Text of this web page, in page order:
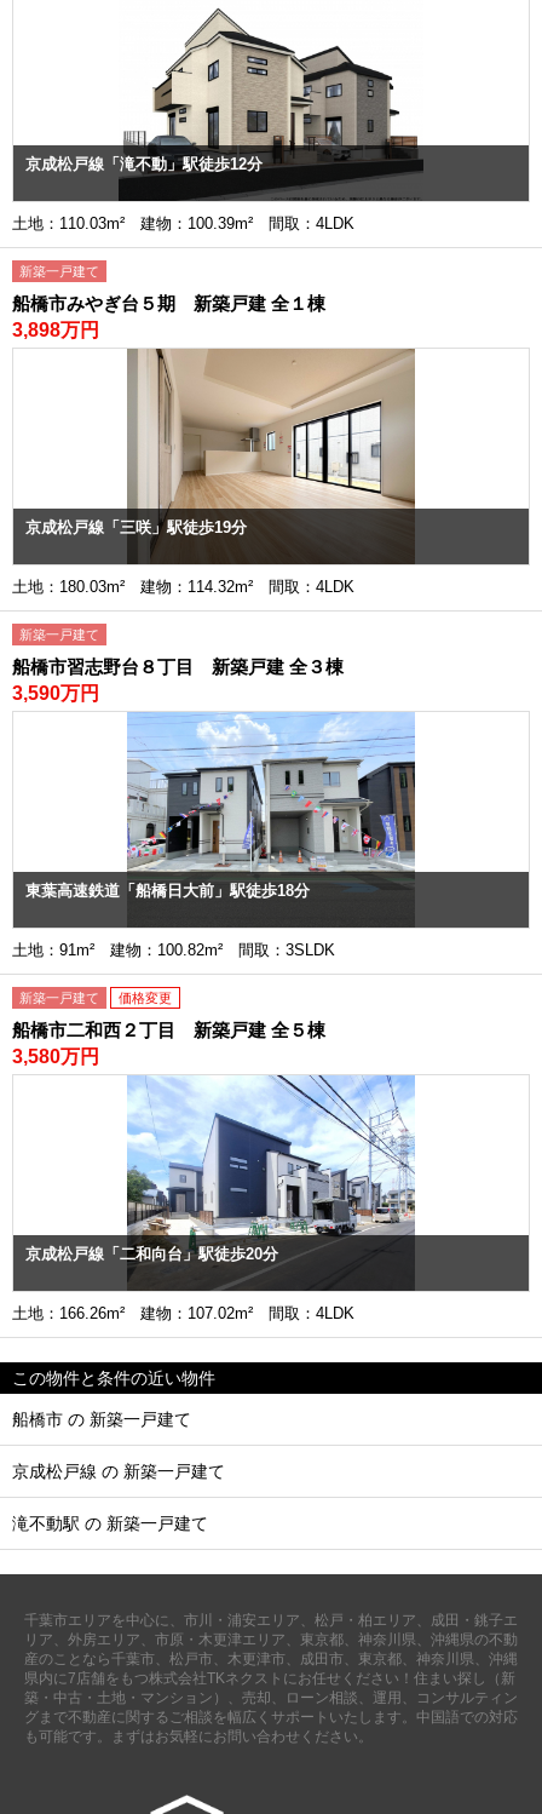
京成松戸線「滝不動」駅徒歩12分
土地：110.03m² 建物：100.39m² 間取：4LDK
新築一戸建て
船橋市みやぎ台５期 新築戸建 全１棟
3,898万円
京成松戸線「三咲」駅徒歩19分
土地：180.03m² 建物：114.32m² 間取：4LDK
新築一戸建て
船橋市習志野台８丁目 新築戸建 全３棟
3,590万円
東葉高速鉄道「船橋日大前」駅徒歩18分
土地：91m² 建物：100.82m² 間取：3SLDK
新築一戸建て 価格変更
船橋市二和西２丁目 新築戸建 全５棟
3,580万円
京成松戸線「二和向台」駅徒歩20分
土地：166.26m² 建物：107.02m² 間取：4LDK
この物件と条件の近い物件
船橋市 の 新築一戸建て
京成松戸線 の 新築一戸建て
滝不動駅 の 新築一戸建て
千葉市エリアを中心に、市川・浦安エリア、松戸・柏エリア、成田・銚子エ
リア、外房エリア、市原・木更津エリア、東京都、神奈川県、沖縄県の不動
産のことなら千葉市、松戸市、木更津市、成田市、東京都、神奈川県、沖縄
県内に7店舗をもつ株式会社TKネクストにお任せください！住まい探し（新
築・中古・土地・マンション）、売却、ローン相談、運用、コンサルティン
グまで不動産に関するご相談を幅広くサポートいたします。中国語での対応
も可能です。まずはお気軽にお問い合わせください。